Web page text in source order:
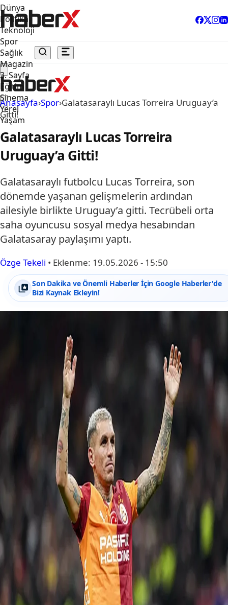
Dünya
Politika
Teknoloji
Spor
Sağlık
Magazin
3. Sayfa
Eğitim
Sinema
Yerel
Yaşam
Anasayfa›Spor›Galatasaraylı Lucas Torreira Uruguay’a
Gitti!
Galatasaraylı Lucas Torreira
Uruguay’a Gitti!
Galatasaraylı futbolcu Lucas Torreira, son
dönemde yaşanan gelişmelerin ardından
ailesiyle birlikte Uruguay’a gitti. Tecrübeli orta
saha oyuncusu sosyal medya hesabından
Galatasaray paylaşımı yaptı.
Özge Tekeli • Eklenme: 19.05.2026 - 15:50
Son Dakika ve Önemli Haberler İçin Google Haberler'de
Bizi Kaynak Ekleyin!